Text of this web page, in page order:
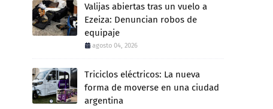
Valijas abiertas tras un vuelo a
Ezeiza: Denuncian robos de
equipaje
agosto 04, 2026
Triciclos eléctricos: La nueva
forma de moverse en una ciudad
argentina